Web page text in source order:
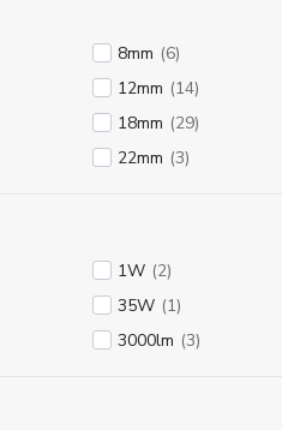
8mm (6)
12mm (14)
18mm (29)
22mm (3)
1W (2)
35W (1)
3000lm (3)